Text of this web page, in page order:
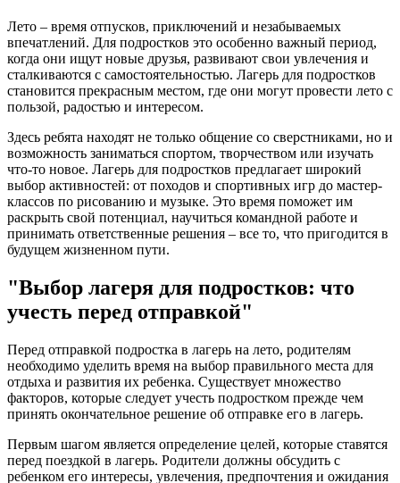
Лето – время отпусков, приключений и незабываемых
впечатлений. Для подростков это особенно важный период,
когда они ищут новые друзья, развивают свои увлечения и
сталкиваются с самостоятельностью. Лагерь для подростков
становится прекрасным местом, где они могут провести лето с
пользой, радостью и интересом.
Здесь ребята находят не только общение со сверстниками, но и
возможность заниматься спортом, творчеством или изучать
что-то новое. Лагерь для подростков предлагает широкий
выбор активностей: от походов и спортивных игр до мастер-
классов по рисованию и музыке. Это время поможет им
раскрыть свой потенциал, научиться командной работе и
принимать ответственные решения – все то, что пригодится в
будущем жизненном пути.
"Выбор лагеря для подростков: что
учесть перед отправкой"
Перед отправкой подростка в лагерь на лето, родителям
необходимо уделить время на выбор правильного места для
отдыха и развития их ребенка. Существует множество
факторов, которые следует учесть подростком прежде чем
принять окончательное решение об отправке его в лагерь.
Первым шагом является определение целей, которые ставятся
перед поездкой в лагерь. Родители должны обсудить с
ребенком его интересы, увлечения, предпочтения и ожидания